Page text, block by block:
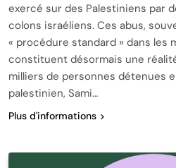
exercé sur des Palestiniens par
colons israéliens. Ces abus,
« procédure standard » dans les
constituent désormais une
milliers de personnes détenues
palestinien, Sami…
Plus d'informations